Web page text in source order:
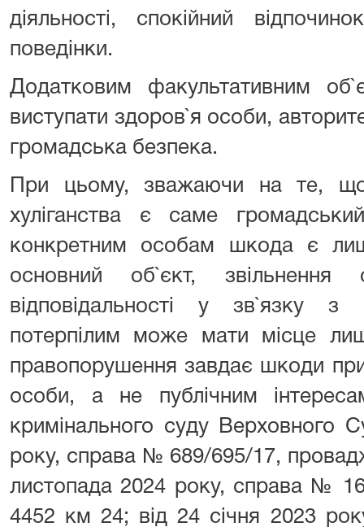
діяльності, спокійний
поведінки.
Додатковим факультативним
виступати здоров`я особи,
громадська безпека.
При цьому, зважаючи на те, що
хуліганства є саме
конкретним особам шкода є
основний об`єкт, звільнення
відповідальності у зв`язку
потерпілим може мати місце
правопорушення завдає шкоди
особи, а не публічним
кримінального суду Верховного
року, справа № 689/695/17,
листопада 2024 року, справа №
4452 км 24; від 24 січня 2023